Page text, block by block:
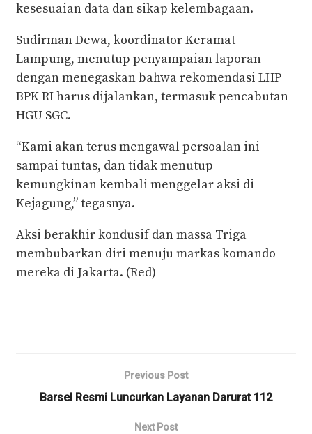
kesesuaian data dan sikap kelembagaan.
Sudirman Dewa, koordinator Keramat
Lampung, menutup penyampaian laporan
dengan menegaskan bahwa rekomendasi LHP
BPK RI harus dijalankan, termasuk pencabutan
HGU SGC.
“Kami akan terus mengawal persoalan ini
sampai tuntas, dan tidak menutup
kemungkinan kembali menggelar aksi di
Kejagung,” tegasnya.
Aksi berakhir kondusif dan massa Triga
membubarkan diri menuju markas komando
mereka di Jakarta. (Red)
Previous Post
Barsel Resmi Luncurkan Layanan Darurat 112
Next Post